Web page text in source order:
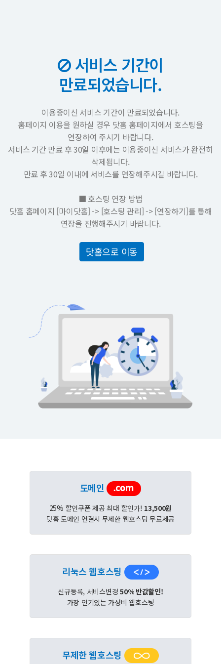
서비스 기간이
만료되었습니다.
이용중이신 서비스 기간이 만료되었습니다.
홈페이지 이용을 원하실 경우 닷홈 홈페이지에서 호스팅을
연장하여 주시기 바랍니다.
서비스 기간 만료 후 30일 이후에는 이용중이신 서비스가 완전히
삭제됩니다.
만료 후 30일 이내에 서비스를 연장해주시길 바랍니다.
■ 호스팅 연장 방법
닷홈 홈페이지 [마이닷홈] -> [호스팅 관리] -> [연장하기]를 통해
연장을 진행해주시기 바랍니다.
닷홈으로 이동
도메인
25% 할인쿠폰 제공 최대 할인가! 13,500원
닷홈 도메인 연결시 무제한 웹호스팅 무료제공
리눅스 웹호스팅
신규등록, 서비스변경50% 반값할인!
가장 인기있는 가성비 웹호스팅
무제한 웹호스팅